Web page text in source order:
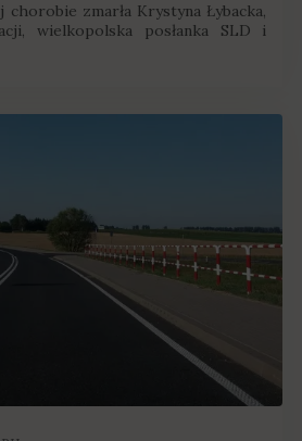
zmarła Krystyna Łybacka,
wielkopolska posłanka SLD i